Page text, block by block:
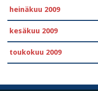
heinäkuu 2009
kesäkuu 2009
toukokuu 2009